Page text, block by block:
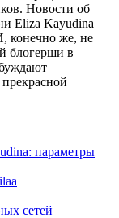
Новости об
Eliza Kayudina
конечно же, не
блогерши в
параметры
сетей